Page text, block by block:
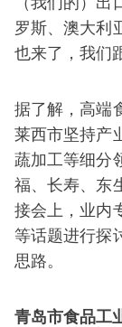
罗斯、澳大利
也来了，我们
据了解，高端
莱西市坚持产
蔬加工等细分
福、长寿、东
接会上，业内
等话题进行探
思路。
青岛市食品工